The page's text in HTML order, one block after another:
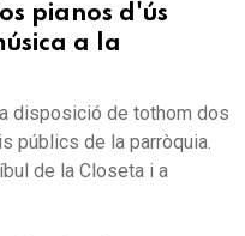
pianos d'ús
a la
disposició de tothom dos
públics de la parròquia.
de la Closeta i a